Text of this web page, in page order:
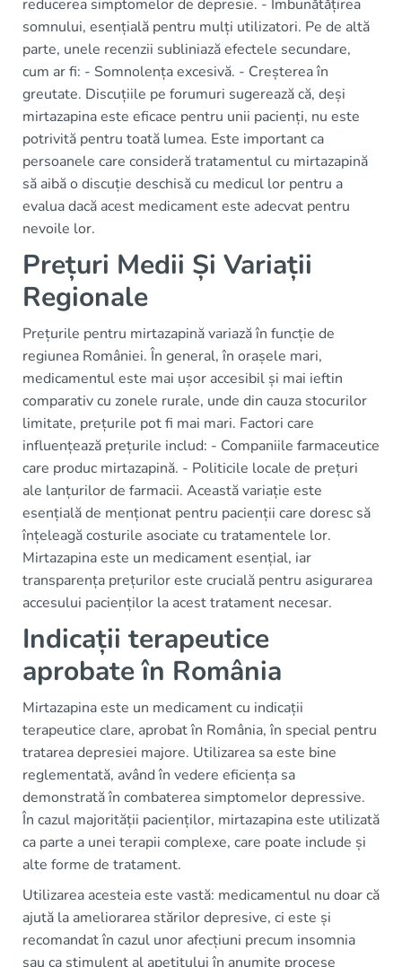
reducerea simptomelor de depresie. - Îmbunătățirea
somnului, esențială pentru mulți utilizatori. Pe de altă
parte, unele recenzii subliniază efectele secundare,
cum ar fi: - Somnolența excesivă. - Creșterea în
greutate. Discuțiile pe forumuri sugerează că, deși
mirtazapina este eficace pentru unii pacienți, nu este
potrivită pentru toată lumea. Este important ca
persoanele care consideră tratamentul cu mirtazapină
să aibă o discuție deschisă cu medicul lor pentru a
evalua dacă acest medicament este adecvat pentru
nevoile lor.
Prețuri Medii Și Variații
Regionale
Prețurile pentru mirtazapină variază în funcție de
regiunea României. În general, în orașele mari,
medicamentul este mai ușor accesibil și mai ieftin
comparativ cu zonele rurale, unde din cauza stocurilor
limitate, prețurile pot fi mai mari. Factori care
influențează prețurile includ: - Companiile farmaceutice
care produc mirtazapină. - Politicile locale de prețuri
ale lanțurilor de farmacii. Această variație este
esențială de menționat pentru pacienții care doresc să
înțeleagă costurile asociate cu tratamentele lor.
Mirtazapina este un medicament esențial, iar
transparența prețurilor este crucială pentru asigurarea
accesului pacienților la acest tratament necesar.
Indicații terapeutice
aprobate în România
Mirtazapina este un medicament cu indicații
terapeutice clare, aprobat în România, în special pentru
tratarea depresiei majore. Utilizarea sa este bine
reglementată, având în vedere eficiența sa
demonstrată în combaterea simptomelor depressive.
În cazul majorității pacienților, mirtazapina este utilizată
ca parte a unei terapii complexe, care poate include și
alte forme de tratament.
Utilizarea acesteia este vastă: medicamentul nu doar că
ajută la ameliorarea stărilor depresive, ci este și
recomandat în cazul unor afecțiuni precum insomnia
sau ca stimulent al apetitului în anumite procese